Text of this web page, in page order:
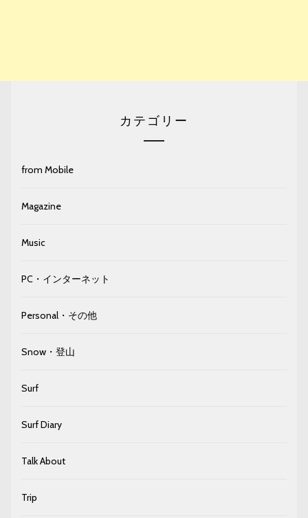
カテゴリー
from Mobile
Magazine
Music
PC・インターネット
Personal・その他
Snow・登山
Surf
Surf Diary
Talk About
Trip